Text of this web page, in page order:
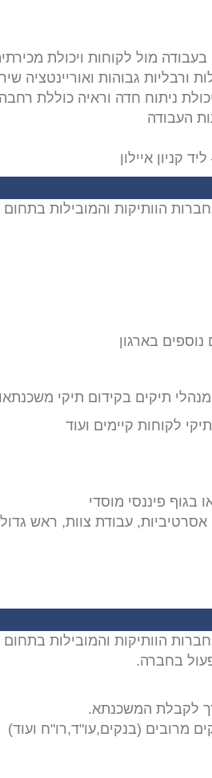
ורבליות גבוהות ואוריינטציה
ניתוח חדה וראיה כוללת רחבה
העבודה
הוותיקות והמובילות
בארגון
תיקים בקידום תיקי
לקוחות קיימים ועוד
בגוף פיננסי מוסדי
אסרטיביות, עבודת צוות, ראש גדול
הוותיקות והמובילות
בחברה.
לקבלת המשכנתא.
מרובים (בנקים,עו"ד,רו"ח ועוד)